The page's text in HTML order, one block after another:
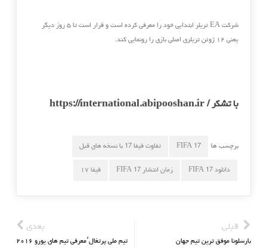
شرکت EA تریلر ابتدایی خود را معرفی کرده است و قرار است تا ۵ روز دیگر
یعنی ۱۲ ژوئن تریلری اصلی بازی را رونمایی کند.
با تشکر / https://international.abipooshan.ir
برچسب ها FIFA 17 تفاوت فیفا 17 با نسخه های قبل
دانلود FIFA 17 زمان انتشار FIFA 17 فیفا ۱۷
قبلی
بارسلونا موفق ترین تیم جهان
بعدی
تیم ملی پرتغال٬معرفی تیم های یورو ۲۰۱۶